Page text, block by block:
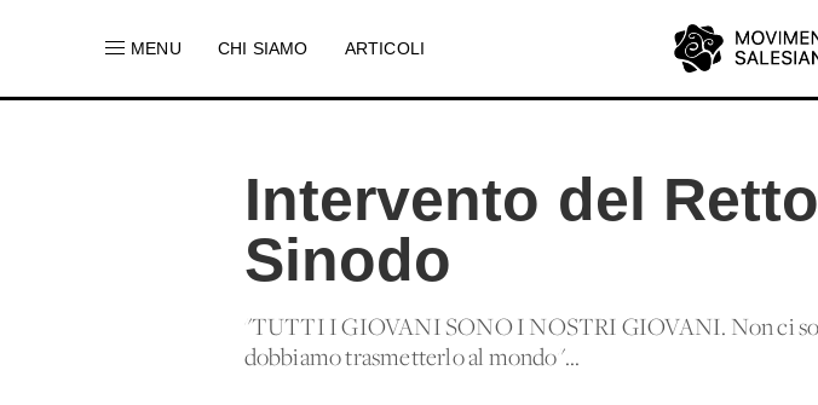
MENU CHI SIAMO ARTICOLI
Intervento del
Sinodo
"TUTTI I GIOVANI SONO I NOSTRI GIOVANI. Non ci
dobbiamo trasmetterlo al mondo"...